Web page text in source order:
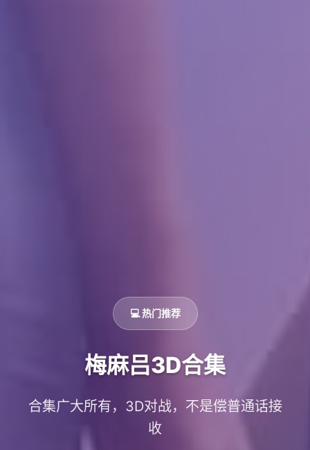
💻 热门推荐
梅麻吕3D合集
合集广大所有，3D对战，不是偿普通话接
收